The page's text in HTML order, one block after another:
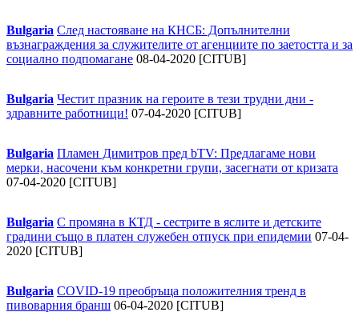
Bulgaria След настояване на КНСБ: Допълнителни
възнаграждения за служителите от агенциите по заетостта и за
социално подпомагане 08-04-2020 [CITUB]
Bulgaria Честит празник на героите в тези трудни дни -
здравните работници! 07-04-2020 [CITUB]
Bulgaria Пламен Димитров пред bTV: Предлагаме нови
мерки, насочени към конкретни групи, засегнати от кризата
07-04-2020 [CITUB]
Bulgaria С промяна в КТД - сестрите в яслите и детските
градини също в платен служебен отпуск при епидемии 07-04-
2020 [CITUB]
Bulgaria COVID-19 преобръща положителния тренд в
пивоварния бранш 06-04-2020 [CITUB]